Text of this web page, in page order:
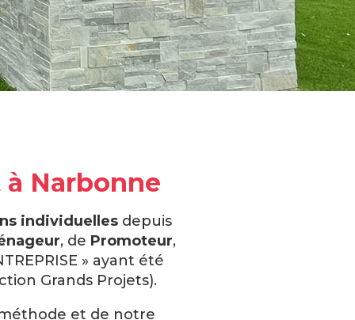
Narbonne
individuellesdepuis
, de Promoteur,
» ayant été
Grands Projets).
et de notre